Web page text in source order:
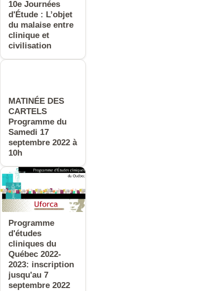
10e Journées
d'Étude : L’objet
du malaise entre
clinique et
civilisation
MATINÉE DES
CARTELS
Programme du
Samedi 17
septembre 2022 à
10h
Programme
d'études
cliniques du
Québec 2022-
2023: inscription
jusqu'au 7
septembre 2022